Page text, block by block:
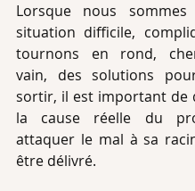
Lorsque nous
situation difficile,
tournons en rond,
vain, des solutions
sortir, il est important de
la cause réelle du
attaquer le mal à sa
être délivré.